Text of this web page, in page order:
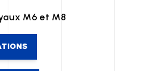
M6 et M8